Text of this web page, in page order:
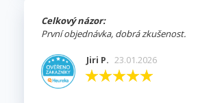
Celkový názor:
První objednávka, dobrá zkušenost.
Jiri P. 23.01.2026